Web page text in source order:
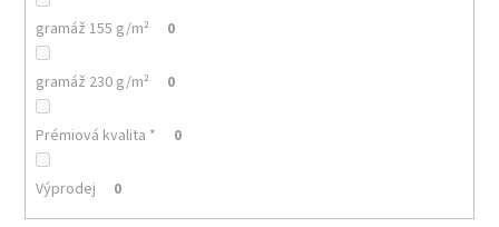
gramáž 155 g/m² 0
gramáž 230 g/m² 0
Prémiová kvalita * 0
Výprodej 0